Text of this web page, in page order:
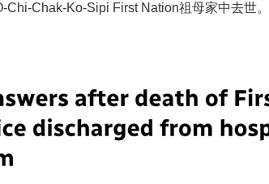
Chi-Chak-Ko-Sipi First Nation祖母家中去世。